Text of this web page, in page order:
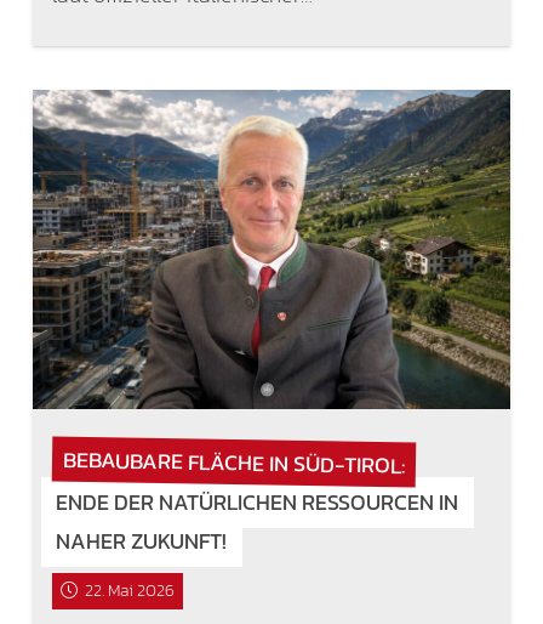
BEBAUBARE FLÄCHE IN SÜD-TIROL:
ENDE DER NATÜRLICHEN RESSOURCEN IN
NAHER ZUKUNFT!
22. Mai 2026